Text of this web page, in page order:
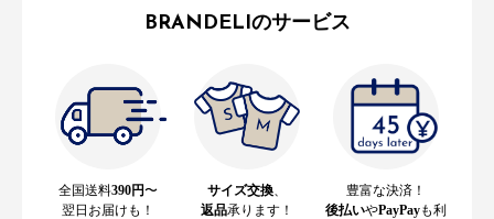
BRANDELIのサービス
全国送料390円〜
翌日お届けも！
サイズ交換
返品承ります！
豊富な決済！
後払いやPayPayも利